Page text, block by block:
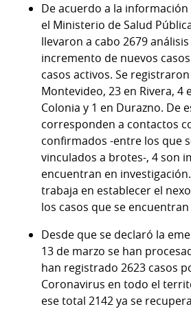
De acuerdo a la
el Ministerio de Salud
llevaron a cabo 2679análisis
incremento de nuevos casos
casos activos. Se
Montevideo, 23 en Rivera, 4
Colonia y 1 en Durazno. De
corresponden a contactos
confirmados -entre los que
vinculados a brotes-, 4 son
encuentran en
trabaja en establecer el
los casos que se
Desde que se declaró la
13 de marzo se han
han registrado 2623 casos
Coronavirus en todo el
ese total 2142ya se